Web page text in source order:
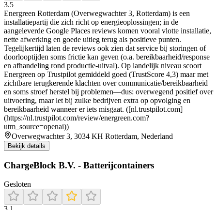
3.5
Energreen Rotterdam (Overwegwachter 3, Rotterdam) is een
installatiepartij die zich richt op energieoplossingen; in de
aangeleverde Google Places reviews komen vooral vlotte installatie,
nette afwerking en goede uitleg terug als positieve punten.
Tegelijkertijd laten de reviews ook zien dat service bij storingen of
doorlooptijden soms frictie kan geven (o.a. bereikbaarheid/response
en afhandeling rond productie-uitval). Op landelijk niveau scoort
Energreen op Trustpilot gemiddeld goed (TrustScore 4,3) maar met
zichtbare terugkerende klachten over communicatie/bereikbaarheid
en soms stroef herstel bij problemen—dus: overwegend positief over
uitvoering, maar let bij zulke bedrijven extra op opvolging en
bereikbaarheid wanneer er iets misgaat. ([nl.trustpilot.com]
(https://nl.trustpilot.com/review/energreen.com?
utm_source=openai))
Overwegwachter 3, 3034 KH Rotterdam, Nederland
Bekijk details
ChargeBlock B.V. - Batterijcontainers
Gesloten